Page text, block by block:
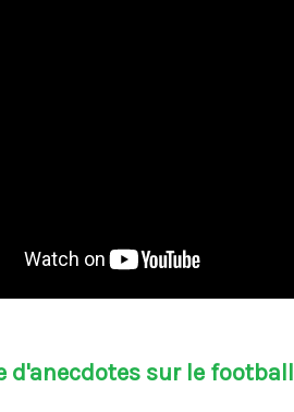
d'anecdotes sur le football